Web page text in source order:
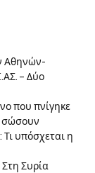
Αθηνών-
– Δύο
που πνίγηκε
σώσουν
υπόσχεται η
Στη Συρία